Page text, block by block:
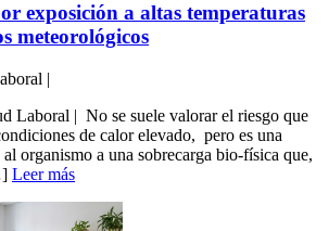
exposición a altas temperaturas
meteorológicos
|
Laboral | No se suele valorar el riesgo que
de calor elevado, pero es una
organismo a una sobrecarga bio-física que,
Leer más